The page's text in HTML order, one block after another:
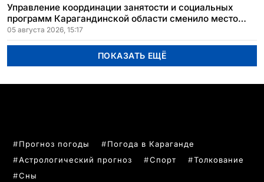
Управление координации занятости и социальных
программ Карагандинской области сменило место
расположения
05 августа 2026, 15:17
ПОКАЗАТЬ ЕЩЁ
Прогноз погоды
Погода в Караганде
Астрологический прогноз
Спорт
Толкование
Сны